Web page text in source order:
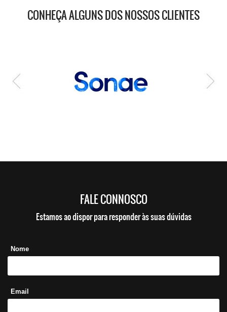
CONHEÇA ALGUNS DOS NOSSOS CLIENTES
FALE CONNOSCO
Estamos ao dispor para responder às suas dúvidas
Nome
Email